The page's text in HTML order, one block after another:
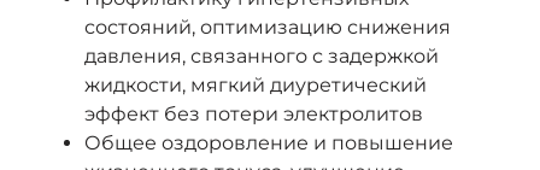
состояний, оптимизацию снижения
давления, связанного с задержкой
жидкости, мягкий диуретический
эффект без потери электролитов
Общее оздоровление и повышение